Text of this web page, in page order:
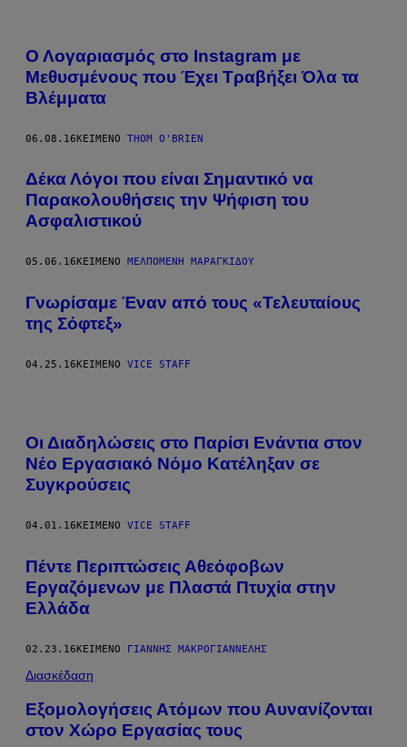
Ο Λογαριασμός στο Instagram με
Μεθυσμένους που Έχει Τραβήξει Όλα τα
Βλέμματα
06.08.16ΚΕΊΜΕΝΟ THOM O'BRIEN
Δέκα Λόγοι που είναι Σημαντικό να
Παρακολουθήσεις την Ψήφιση του
Ασφαλιστικού
05.06.16 ΚΕΊΜΕΝΟ ΜΕΛΠΟΜΈΝΗ ΜΑΡΑΓΚΊΔΟΥ
Γνωρίσαμε Έναν από τους «Τελευταίους
της Σόφτεξ»
04.25.16ΚΕΊΜΕΝΟ VICE STAFF
Οι Διαδηλώσεις στο Παρίσι Ενάντια στον
Νέο Εργασιακό Νόμο Κατέληξαν σε
Συγκρούσεις
04.01.16 ΚΕΊΜΕΝΟ VICE STAFF
Πέντε Περιπτώσεις Αθεόφοβων
Εργαζόμενων με Πλαστά Πτυχία στην
Ελλάδα
02.23.16ΚΕΊΜΕΝΟ ΓΙΆΝΝΗΣ ΜΑΚΡΟΓΙΑΝΝΈΛΗΣ
Διασκέδαση
Εξομολογήσεις Ατόμων που Αυνανίζονται
στον Χώρο Εργασίας τους